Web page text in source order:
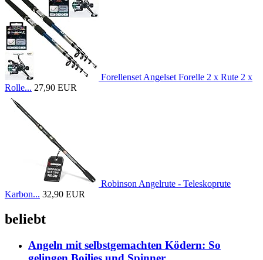
Forellenset Angelset Forelle 2 x Rute 2 x
Rolle... 27,90 EUR
Robinson Angelrute - Teleskoprute
Karbon... 32,90 EUR
beliebt
Angeln mit selbstgemachten Ködern: So